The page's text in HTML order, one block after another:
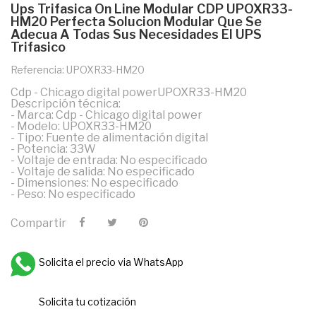
Ups Trifasica On Line Modular CDP UPOXR33-
HM20 Perfecta Solucion Modular Que Se
Adecua A Todas Sus Necesidades El UPS
Trifasico
Referencia: UPOXR33-HM20
Cdp - Chicago digital powerUPOXR33-HM20
Descripción técnica:
- Marca: Cdp - Chicago digital power
- Modelo: UPOXR33-HM20
- Tipo: Fuente de alimentación digital
- Potencia: 33W
- Voltaje de entrada: No especificado
- Voltaje de salida: No especificado
- Dimensiones: No especificado
- Peso: No especificado
Compartir
Solicita el precio via WhatsApp
Solicita tu cotización